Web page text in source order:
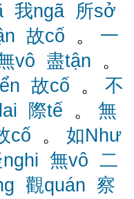
我ngã 所sở
故cố 。 一
vô 盡tận 。
故cố 。 不
際tế 。 無
cố 。 如Như
無vô 二
觀quán 察